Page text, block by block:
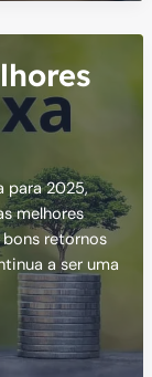
para 2025,
melhores
retornos
a ser uma